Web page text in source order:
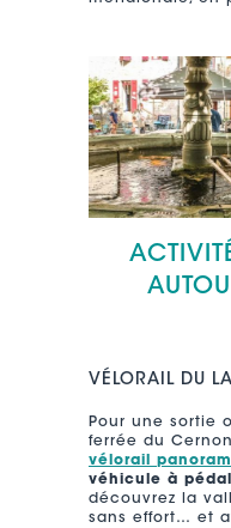
VÉLORAIL DU
Pour une sortie
ferrée du
vélorail
véhicule à
découvrez la
sans effort… et